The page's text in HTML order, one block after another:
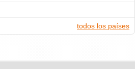
todos los países